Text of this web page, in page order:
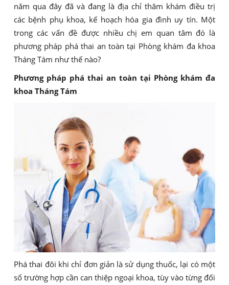
năm qua đây đã và đang là địa chỉ thăm khám điều trị
các bệnh phụ khoa, kế hoạch hóa gia đình uy tín. Một
trong các vấn đề được nhiều chị em quan tâm đó là
phương pháp phá thai an toàn tại Phòng khám đa khoa
Tháng Tám như thế nào?
Phương pháp phá thai an toàn tại Phòng khám đa
khoa Tháng Tám
Phá thai đôi khi chỉ đơn giản là sử dụng thuốc, lại có một
số trường hợp cần can thiệp ngoại khoa, tùy vào từng đối